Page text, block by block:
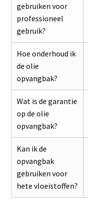
gebruiken voor
professioneel
gebruik?
Hoe onderhoud ik
de olie
opvangbak?
Wat is de garantie
op de olie
opvangbak?
Kan ik de
opvangbak
gebruiken voor
hete vloeistoffen?